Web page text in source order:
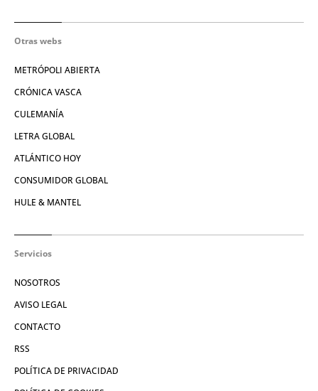
Otras webs
METRÓPOLI ABIERTA
CRÓNICA VASCA
CULEMANÍA
LETRA GLOBAL
ATLÁNTICO HOY
CONSUMIDOR GLOBAL
HULE & MANTEL
Servicios
NOSOTROS
AVISO LEGAL
CONTACTO
RSS
POLÍTICA DE PRIVACIDAD